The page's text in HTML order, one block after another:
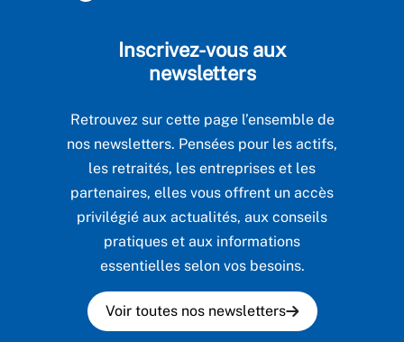
Inscrivez-vous aux
newsletters
Retrouvez sur cette page l’ensemble de
nos newsletters. Pensées pour les actifs,
les retraités, les entreprises et les
partenaires, elles vous offrent un accès
privilégié aux actualités, aux conseils
pratiques et aux informations
essentielles selon vos besoins.
Voir toutes nos newsletters